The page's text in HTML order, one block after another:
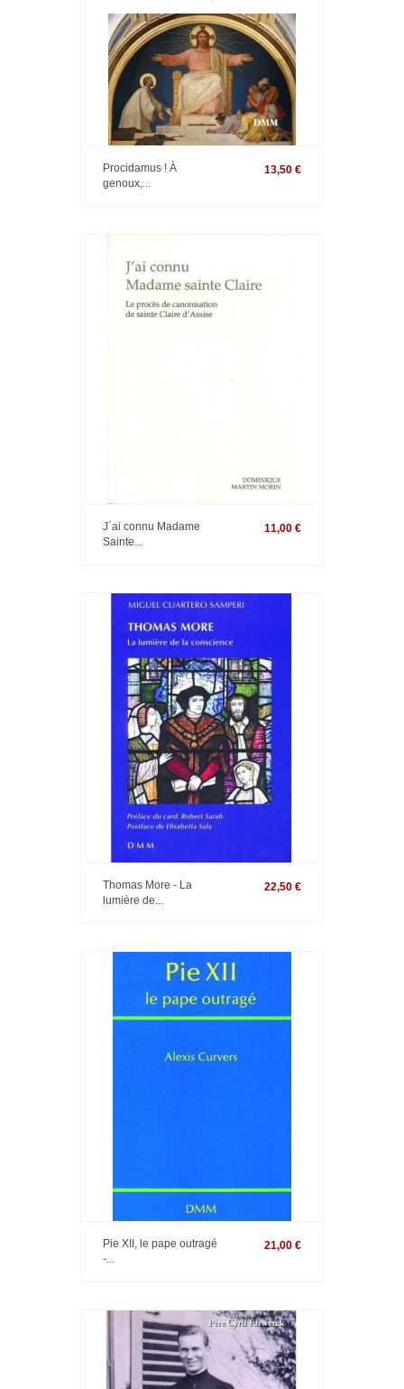
Procidamus ! À
genoux,...
13,50 €
J´ai connu Madame
Sainte...
11,00 €
Thomas More - La
lumière de...
22,50 €
Pie XII, le pape outragé
-...
21,00 €